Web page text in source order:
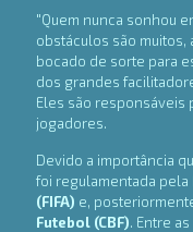
"Quem nunca sonhou
obstáculos são muitos,
bocado de sorte para
dos grandes
Eles são responsáveis
jogadores.
Devido a importância
foi regulamentada pela
(FIFA) e,
Futebol (CBF). Entre